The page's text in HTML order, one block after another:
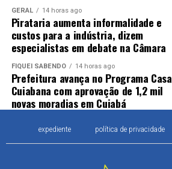
GERAL 14 horas ago
Pirataria aumenta informalidade e
custos para a indústria, dizem
especialistas em debate na Câmara
FIQUEI SABENDO 14 horas ago
Prefeitura avança no Programa Casa
Cuiabana com aprovação de 1,2 mil
novas moradias em Cuiabá
expediente política de privacidade